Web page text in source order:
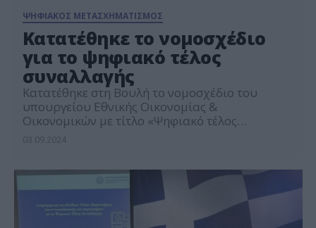
ΨΗΦΙΑΚΟΣ ΜΕΤΑΣΧΗΜΑΤΙΣΜΟΣ
Κατατέθηκε το νομοσχέδιο
για το ψηφιακό τέλος
συναλλαγής
Κατατέθηκε στη Βουλή το νομοσχέδιο του
υπουργείου Εθνικής Οικονομίας &
Οικονομικών με τίτλο «Ψηφιακό τέλος
Περιλαμβάνονται επίσης διατάξεις σύμφωνα
με τις οποίες: -προβλέπεται για το έτος 2025 και
εφεξής η εφαρμογή μηδενικού συντελεστή
ειδικού φόρου κατανάλωσης (ΕΦΚ) […]